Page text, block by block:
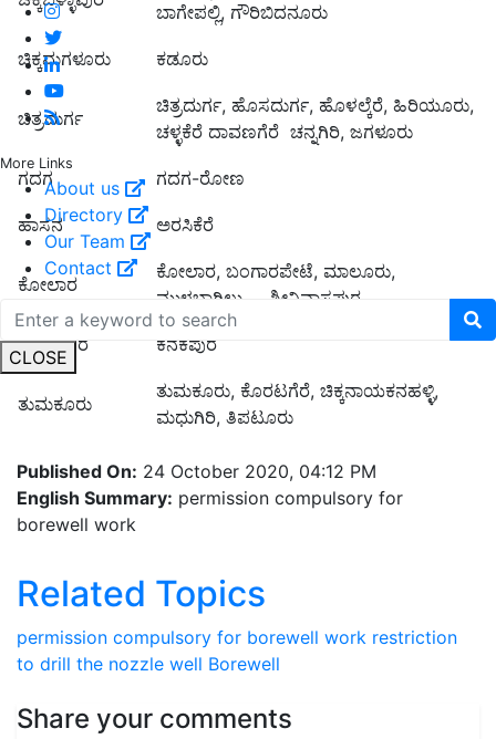
More Links
About us
Directory
Our Team
Contact
CLOSE
ಬಾಗೇಪಲ್ಲಿ, ಗೌರಿಬಿದನೂರು
ಚಿಕ್ಕಮಗಳೂರು ಕಡೂರು
ಚಿತ್ರದುರ್ಗ
ಚಿತ್ರದುರ್ಗ, ಹೊಸದುರ್ಗ, ಹೊಳಲ್ಕೆರೆ, ಹಿರಿಯೂರು,
ಚಳ್ಳಕೆರೆ ದಾವಣಗೆರೆ ಚನ್ನಗಿರಿ, ಜಗಳೂರು
ಗದಗ ಗದಗ-ರೋಣ
ಹಾಸನ ಅರಸಿಕೆರೆ
ಕೋಲಾರ
ಕೋಲಾರ, ಬಂಗಾರಪೇಟೆ, ಮಾಲೂರು,
ಮುಳಬಾಗಿಲು, ಶ್ರೀನಿವಾಸಪುರ
ರಾಮನಗರ ಕನಕಪುರ
ತುಮಕೂರು
ತುಮಕೂರು, ಕೊರಟಗೆರೆ, ಚಿಕ್ಕನಾಯಕನಹಳ್ಳಿ,
ಮಧುಗಿರಿ, ತಿಪಟೂರು
Published On: 24 October 2020, 04:12 PM
English Summary: permission compulsory for
borewell work
Related Topics
permission compulsory for borewell work restriction
to drill the nozzle well Borewell
Share your comments